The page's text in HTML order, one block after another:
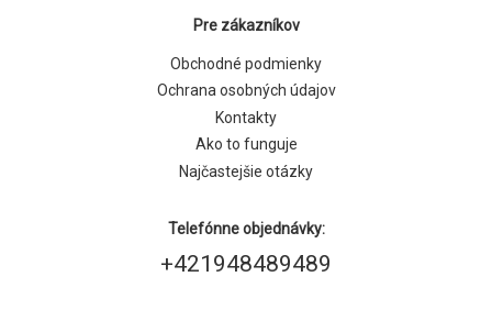
Pre zákazníkov
Obchodné podmienky
Ochrana osobných údajov
Kontakty
Ako to funguje
Najčastejšie otázky
Telefónne objednávky:
+421948489489